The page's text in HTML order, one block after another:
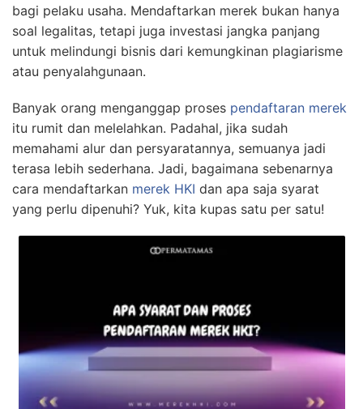
bagi pelaku usaha. Mendaftarkan merek bukan hanya
soal legalitas, tetapi juga investasi jangka panjang
untuk melindungi bisnis dari kemungkinan plagiarisme
atau penyalahgunaan.
Banyak orang menganggap proses pendaftaran merek
itu rumit dan melelahkan. Padahal, jika sudah
memahami alur dan persyaratannya, semuanya jadi
terasa lebih sederhana. Jadi, bagaimana sebenarnya
cara mendaftarkan merek HKI dan apa saja syarat
yang perlu dipenuhi? Yuk, kita kupas satu per satu!